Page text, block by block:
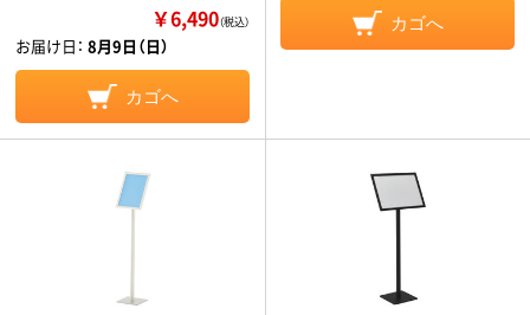
￥6,490（税込）
お届け日： 8月9日（日）
カゴへ
カゴへ